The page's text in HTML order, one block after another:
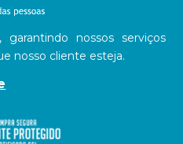
nossos serviços
nosso cliente esteja.